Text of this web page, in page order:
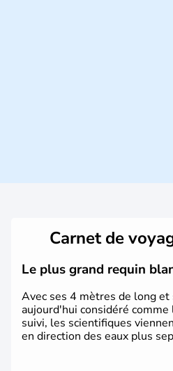
Carnet de
Le plus grand requin
Avec ses 4 mètres de long
aujourd'hui considéré
suivi, les scientifiques
en direction des eaux plus